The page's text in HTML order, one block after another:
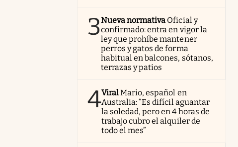
3Nueva normativa Oficial y
confirmado: entra en vigor la
ley que prohíbe mantener
perros y gatos de forma
habitual en balcones, sótanos,
terrazas y patios
4ViralMario, español en
Australia: “Es difícil aguantar
la soledad, pero en 4 horas de
trabajo cubro el alquiler de
todo el mes”